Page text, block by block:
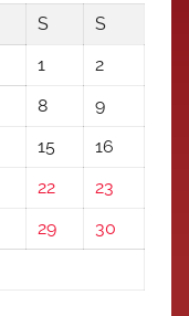
S
S
1
2
8
9
15
16
22
23
29
30